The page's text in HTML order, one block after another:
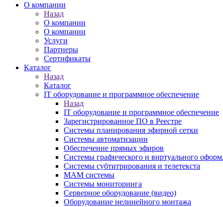
О компании
Назад
О компании
О компании
Услуги
Партнеры
Сертификаты
Каталог
Назад
Каталог
IT оборудование и программное обеспечение
Назад
IT оборудование и программное обеспечение
Зарегистрированное ПО в Реестре
Системы планирования эфирной сетки
Системы автоматизации
Обеспечение прямых эфиров
Системы графического и виртуального
Системы субтитрирования и телетекста
MAM системы
Системы мониторинга
Серверное оборудование (видео)
Оборудование нелинейного монтажа